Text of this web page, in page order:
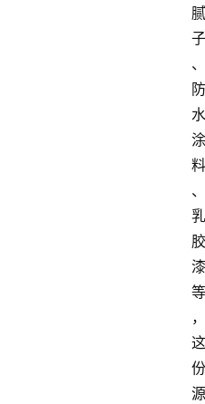
腻
子
、
防
水
涂
料
、
乳
胶
漆
等
，
这
份
源